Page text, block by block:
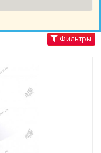
Фильтры